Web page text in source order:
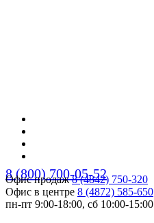
8 (800) 700-05-52
Офис продаж8 (4842) 750-320
Офис в центре 8 (4872) 585-650
пн-пт 9:00-18:00, сб 10:00-15:00